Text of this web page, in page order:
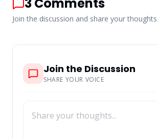
Join the discussion and share your thoughts
Join the Discussion
SHARE YOUR VOICE